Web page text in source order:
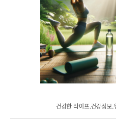
건강한 라이프.건강정보